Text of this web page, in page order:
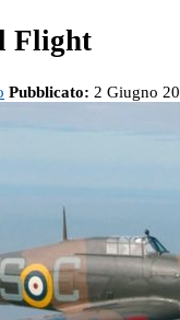
Flight
Pubblicato: 2 Giugno